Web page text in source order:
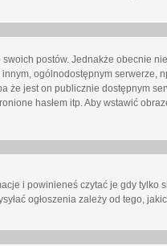
postów. Jednakże obecnie
ogólnodostępnym serwerze,
że jest on publicznie dostępnym
hasłem itp. Aby wstawić
i powinieneś czytać je gdy
ogłoszenia zależy od tego,